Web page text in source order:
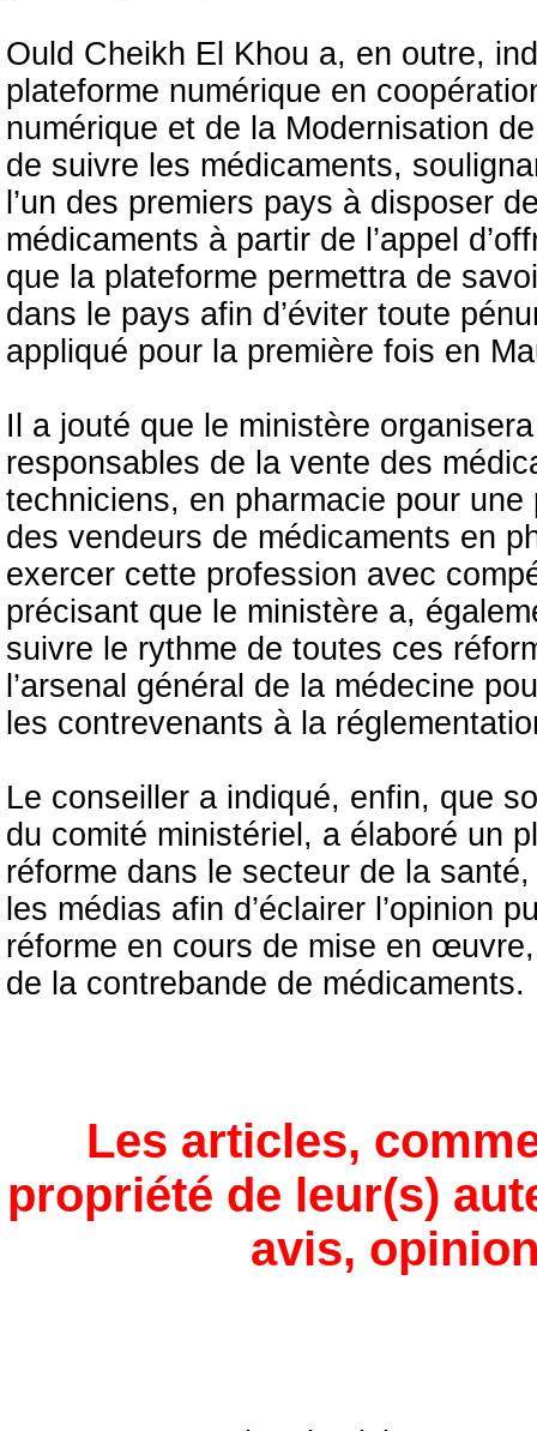
Ould Cheikh El Khou a, en outre,
plateforme numérique en
numérique et de la Modernisation
de suivre les médicaments,
l’un des premiers pays à disposer
médicaments à partir de l’appel
que la plateforme permettra de
dans le pays afin d’éviter toute
appliqué pour la première fois en
Il a jouté que le ministère
responsables de la vente des
techniciens, en pharmacie pour
des vendeurs de médicaments en
exercer cette profession avec
précisant que le ministère a,
suivre le rythme de toutes ces
l’arsenal général de la médecine
les contrevenants à la
Le conseiller a indiqué, enfin, que
du comité ministériel, a élaboré un
réforme dans le secteur de la
les médias afin d’éclairer l’opinion
réforme en cours de mise en
de la contrebande de médicaments.
Les articles,
propriété de leur(s)
avis,